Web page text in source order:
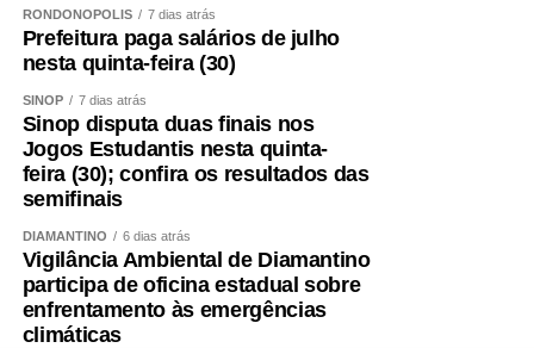
RONDONÓPOLIS 7 dias atrás
Prefeitura paga salários de julho
nesta quinta-feira (30)
SINOP 7 dias atrás
Sinop disputa duas finais nos
Jogos Estudantis nesta quinta-
feira (30); confira os resultados das
semifinais
DIAMANTINO 6 dias atrás
Vigilância Ambiental de Diamantino
participa de oficina estadual sobre
enfrentamento às emergências
climáticas